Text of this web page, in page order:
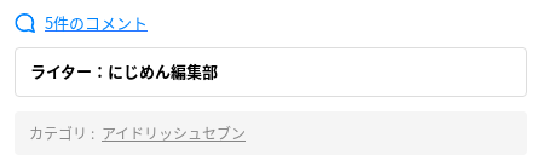
5
ライター：にじめん編集部
カテゴリ : アイドリッシュセブン